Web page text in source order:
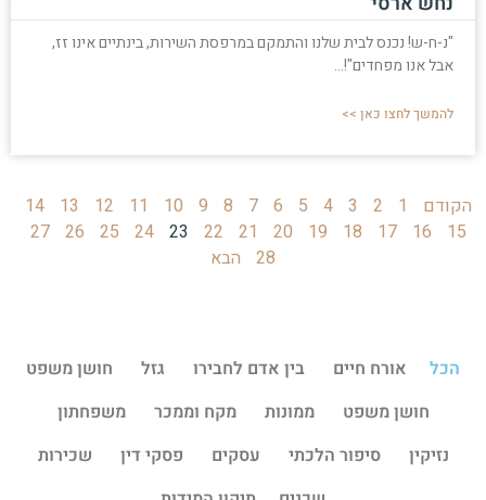
"נ-ח-ש! נכנס לבית שלנו והתמקם במרפסת השירות, בינתיים אינו זז,
אבל אנו מפחדים"!...
להמשך לחצו כאן >>
הקודם 1
2
3
4
5
6
7
8
9
10
11
12
13
14
15
16
17
18
19
20
21
22
23
24
25
26
27
28
הבא
הכל אורח חיים בין אדם לחבירו גזל
חושן משפט
חושן משפט
ממונות מקח וממכר
משפחתון
נזיקין
סיפור הלכתי עסקים פסקי דין
שכירות